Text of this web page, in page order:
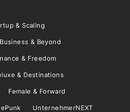
& Scaling
Business & Beyond
& Freedom
& Destinations
Female & Forward
UnternehmerNEXT